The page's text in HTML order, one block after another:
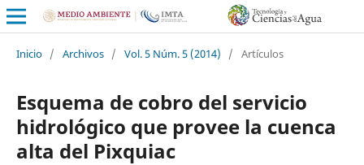
Inicio / Archivos / Vol. 5 Núm. 5 (2014) / Artículos
Esquema de cobro del servicio
hidrológico que provee la cuenca
alta del Pixquiac